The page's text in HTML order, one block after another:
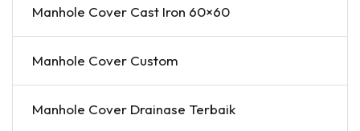
Manhole Cover Cast Iron 60×60
Manhole Cover Custom
Manhole Cover Drainase Terbaik